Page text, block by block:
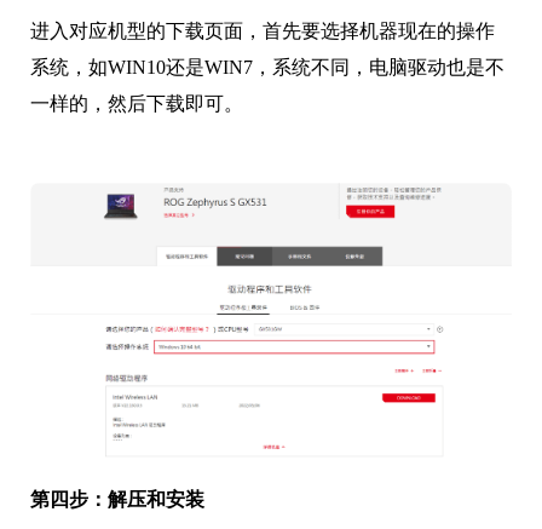
进入对应机型的下载页面，首先要选择机器现在的操作
系统，如WIN10还是WIN7，系统不同，电脑驱动也是不
一样的，然后下载即可。
第四步：解压和安装